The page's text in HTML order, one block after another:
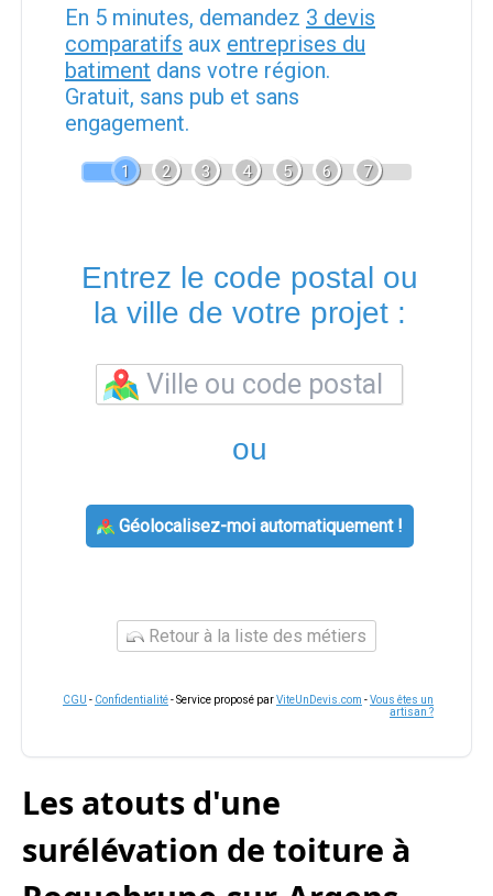
En 5 minutes, demandez 3 devis
comparatifs aux entreprises du
batiment dans votre région.
Gratuit, sans pub et sans
engagement.
1 2 3 4 5 6 7
Entrez le code postal ou
la ville de votre projet :
ou
Géolocalisez-moi automatiquement !
Retour à la liste des métiers
CGU - Confidentialité- Service proposé parViteUnDevis.com -Vous êtes un
artisan ?
Les atouts d'une
surélévation de toiture à